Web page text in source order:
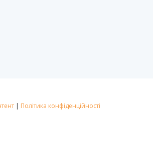
| Політика конфіденційності